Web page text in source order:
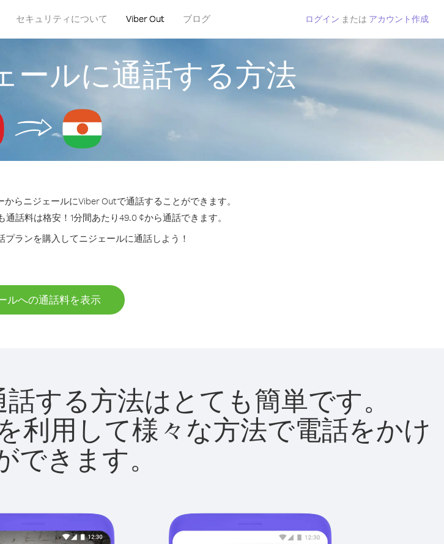
セキュリティについて Viber Out ブログ ログイン または アカウント作成
ールに通話する方法
らニジェールにViber Outで通話することができます。
話料は格安！1分間あたり49.0 ¢から通話できます。
ランを購入してニジェールに通話しよう！
ルへの通話料を表示
する方法はとても簡単です。
利用して様々な方法で電話をかけ
できます。